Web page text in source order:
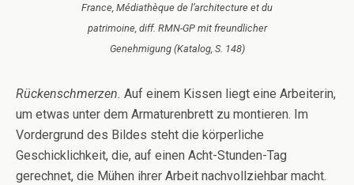
France, Médiathèque de l’architecture et du
patrimoine, diff. RMN-GP mit freundlicher
Genehmigung (Katalog, S. 148)
Rückenschmerzen. Auf einem Kissen liegt eine Arbeiterin,
um etwas unter dem Armaturenbrett zu montieren. Im
Vordergrund des Bildes steht die körperliche
Geschicklichkeit, die, auf einen Acht-Stunden-Tag
gerechnet, die Mühen ihrer Arbeit nachvollziehbar macht.